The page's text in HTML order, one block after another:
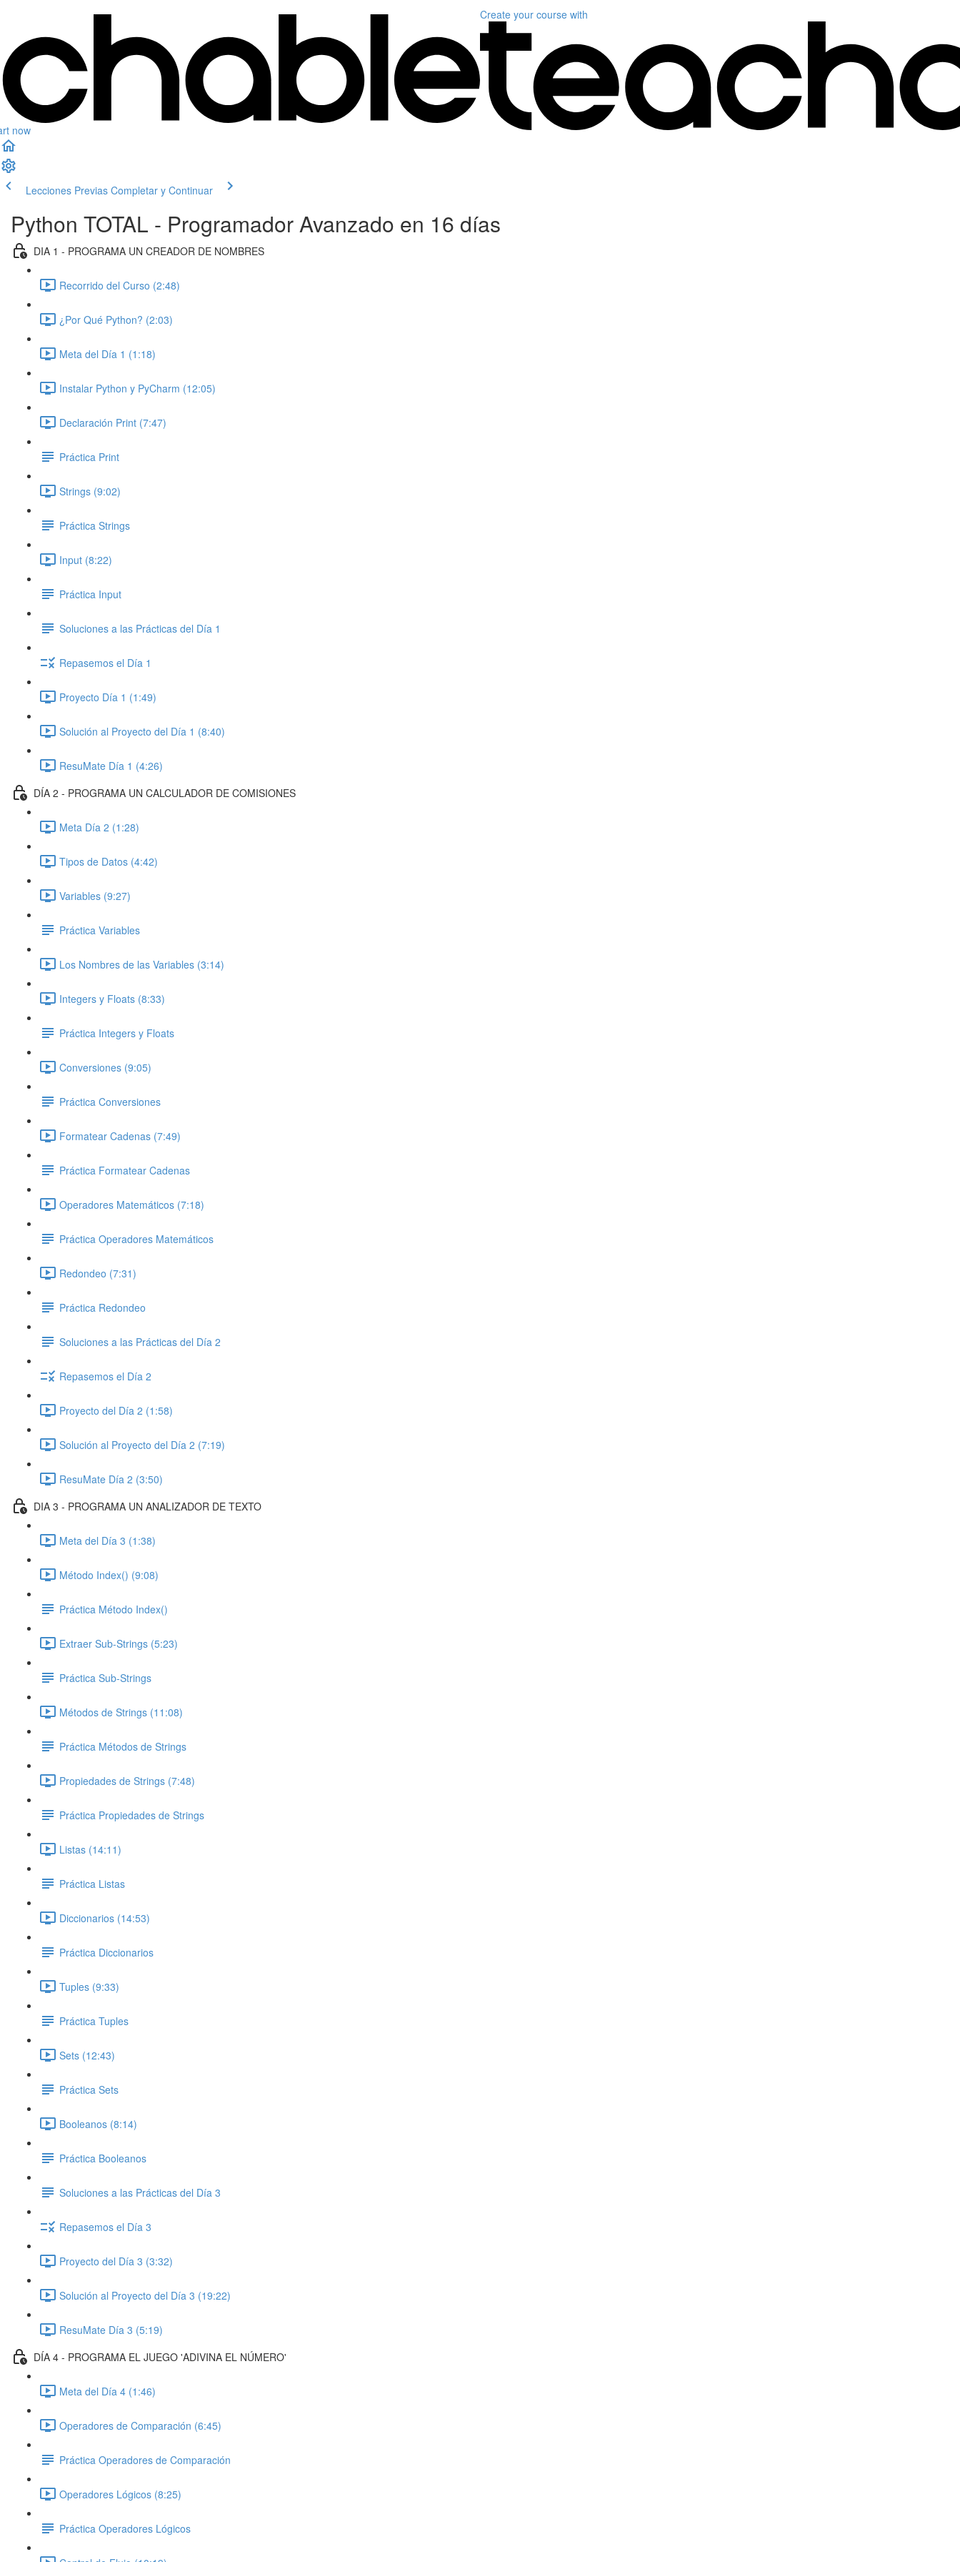
now
Create your course with
Lecciones Previas Completar y Continuar
Python TOTAL - Programador Avanzado en 16 días
DIA 1 - PROGRAMA UN CREADOR DE NOMBRES
Recorrido del Curso (2:48)
¿Por Qué Python? (2:03)
Meta del Día 1 (1:18)
Instalar Python y PyCharm (12:05)
Declaración Print (7:47)
Práctica Print
Strings (9:02)
Práctica Strings
Input (8:22)
Práctica Input
Soluciones a las Prácticas del Día 1
Repasemos el Día 1
Proyecto Día 1 (1:49)
Solución al Proyecto del Día 1 (8:40)
ResuMate Día 1 (4:26)
DÍA 2 - PROGRAMA UN CALCULADOR DE COMISIONES
Meta Día 2 (1:28)
Tipos de Datos (4:42)
Variables (9:27)
Práctica Variables
Los Nombres de las Variables (3:14)
Integers y Floats (8:33)
Práctica Integers y Floats
Conversiones (9:05)
Práctica Conversiones
Formatear Cadenas (7:49)
Práctica Formatear Cadenas
Operadores Matemáticos (7:18)
Práctica Operadores Matemáticos
Redondeo (7:31)
Práctica Redondeo
Soluciones a las Prácticas del Día 2
Repasemos el Día 2
Proyecto del Día 2 (1:58)
Solución al Proyecto del Día 2 (7:19)
ResuMate Día 2 (3:50)
DIA 3 - PROGRAMA UN ANALIZADOR DE TEXTO
Meta del Día 3 (1:38)
Método Index() (9:08)
Práctica Método Index()
Extraer Sub-Strings (5:23)
Práctica Sub-Strings
Métodos de Strings (11:08)
Práctica Métodos de Strings
Propiedades de Strings (7:48)
Práctica Propiedades de Strings
Listas (14:11)
Práctica Listas
Diccionarios (14:53)
Práctica Diccionarios
Tuples (9:33)
Práctica Tuples
Sets (12:43)
Práctica Sets
Booleanos (8:14)
Práctica Booleanos
Soluciones a las Prácticas del Día 3
Repasemos el Día 3
Proyecto del Día 3 (3:32)
Solución al Proyecto del Día 3 (19:22)
ResuMate Día 3 (5:19)
DÍA 4 - PROGRAMA EL JUEGO 'ADIVINA EL NÚMERO'
Meta del Día 4 (1:46)
Operadores de Comparación (6:45)
Práctica Operadores de Comparación
Operadores Lógicos (8:25)
Práctica Operadores Lógicos